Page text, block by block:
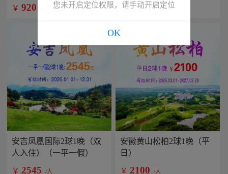
￥ 920 ￥799 /人
安吉凤凰国际2球1晚（双
人入住）（一平一假）
￥ 2545 /人
安徽黄山松柏2球1晚（平
日）
￥ 2100 /人
您未开启定位权限，请手动开启定位
OK